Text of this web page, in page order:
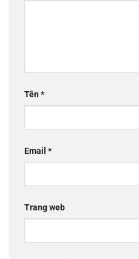
Tên*
Email *
Trang web